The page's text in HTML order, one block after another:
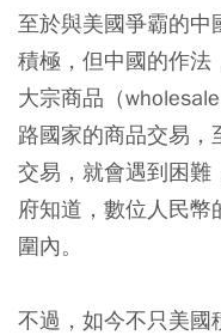
至於與美國爭霸的中
積極，但中國的作法
大宗商品（
路國家的商品交易
交易，就會遇到困難
府知道，數位人民幣
圍內。
不過，如今不只美國